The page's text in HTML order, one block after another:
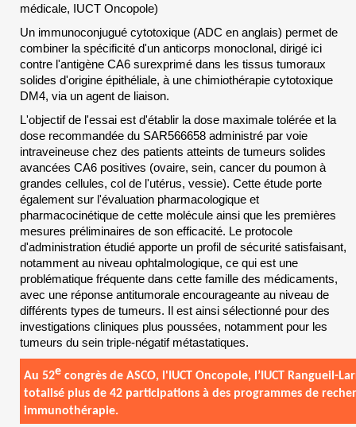
médicale, IUCT Oncopole)
Un immunoconjugué cytotoxique (ADC en anglais) permet de
combiner la spécificité d'un anticorps monoclonal, dirigé ici
contre l'antigène CA6 surexprimé dans les tissus tumoraux
solides d'origine épithéliale, à une chimiothérapie cytotoxique
DM4, via un agent de liaison.
L'objectif de l'essai est d'établir la dose maximale tolérée et la
dose recommandée du SAR566658 administré par voie
intraveineuse chez des patients atteints de tumeurs solides
avancées CA6 positives (ovaire, sein, cancer du poumon à
grandes cellules, col de l'utérus, vessie). Cette étude porte
également sur l'évaluation pharmacologique et
pharmacocinétique de cette molécule ainsi que les premières
mesures préliminaires de son efficacité. Le protocole
d'administration étudié apporte un profil de sécurité satisfaisant,
notamment au niveau ophtalmologique, ce qui est une
problématique fréquente dans cette famille des médicaments,
avec une réponse antitumorale encourageante au niveau de
différents types de tumeurs. Il est ainsi sélectionné pour des
investigations cliniques plus poussées, notamment pour les
tumeurs du sein triple-négatif métastatiques.
Au 52e congrès de ASCO, l'IUCT Oncopole, l’IUCT Rangueil -
totalisé plus de 42 participations à des programmes de
immunothérapie.